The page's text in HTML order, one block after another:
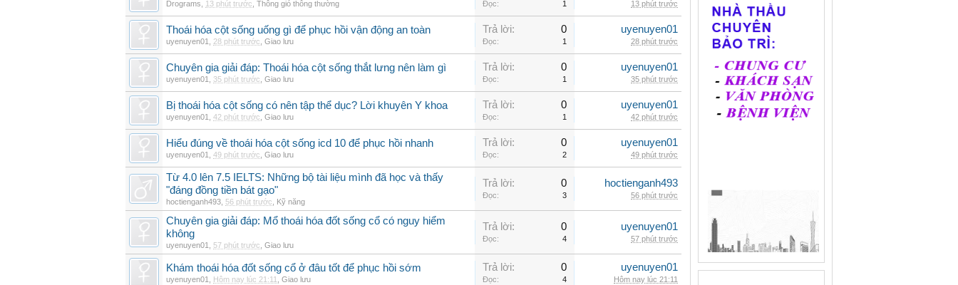
Drograms 13 phút trước Thông gió thông thường Đọc: 1 13 phút trước
Thoái hóa cột sống uống gì để phục hồi vận động an toàn
uyenuyen01 28 phút trước Giao lưu
Trả lời: 0
Đọc: 1
uyenuyen01
28 phút trước
Chuyên gia giải đáp: Thoái hóa cột sống thắt lưng nên làm gì
uyenuyen01 35 phút trước Giao lưu
Trả lời: 0
Đọc: 1
uyenuyen01
35 phút trước
Bị thoái hóa cột sống có nên tập thể dục? Lời khuyên Y khoa
uyenuyen01 42 phút trước Giao lưu
Trả lời: 0
Đọc: 1
uyenuyen01
42 phút trước
Hiểu đúng về thoái hóa cột sống icd 10 để phục hồi nhanh
uyenuyen01 49 phút trước Giao lưu
Trả lời: 0
Đọc: 2
uyenuyen01
49 phút trước
Từ 4.0 lên 7.5 IELTS: Những bộ tài liệu mình đã học và thấy
"đáng đồng tiền bát gạo"
hoctienganh493 56 phút trước Kỹ năng
Trả lời: 0
Đọc: 3
hoctienganh493
56 phút trước
Chuyên gia giải đáp: Mổ thoái hóa đốt sống cổ có nguy hiểm
không
uyenuyen01 57 phút trước Giao lưu
Trả lời: 0
Đọc: 4
uyenuyen01
57 phút trước
Khám thoái hóa đốt sống cổ ở đâu tốt để phục hồi sớm
uyenuyen01 Hôm nay lúc 21:11 Giao lưu
Trả lời: 0
Đọc: 4
uyenuyen01
Hôm nay lúc 21:11